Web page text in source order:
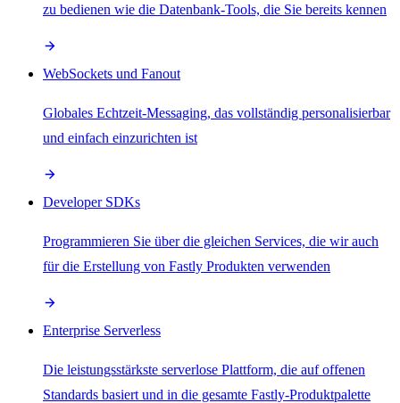
zu bedienen wie die Datenbank-Tools, die Sie bereits kennen
WebSockets und Fanout
Globales Echtzeit-Messaging, das vollständig personalisierbar
und einfach einzurichten ist
Developer SDKs
Programmieren Sie über die gleichen Services, die wir auch
für die Erstellung von Fastly Produkten verwenden
Enterprise Serverless
Die leistungsstärkste serverlose Plattform, die auf offenen
Standards basiert und in die gesamte Fastly-Produktpalette